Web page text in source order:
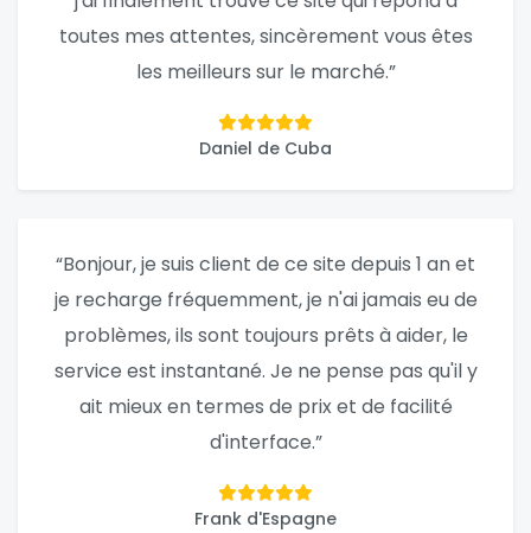
toutes mes attentes, sincèrement vous êtes
les meilleurs sur le marché.”
Daniel de Cuba
“Bonjour, je suis client de ce site depuis 1 an et
je recharge fréquemment, je n'ai jamais eu de
problèmes, ils sont toujours prêts à aider, le
service est instantané. Je ne pense pas qu'il y
ait mieux en termes de prix et de facilité
d'interface.”
Frank d'Espagne